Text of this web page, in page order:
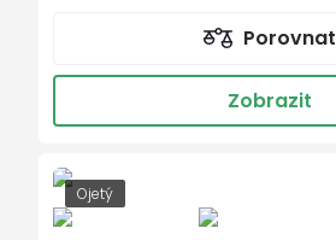
litá kola
malý kožený paket
Porovnat
Zobrazit
Ojetý